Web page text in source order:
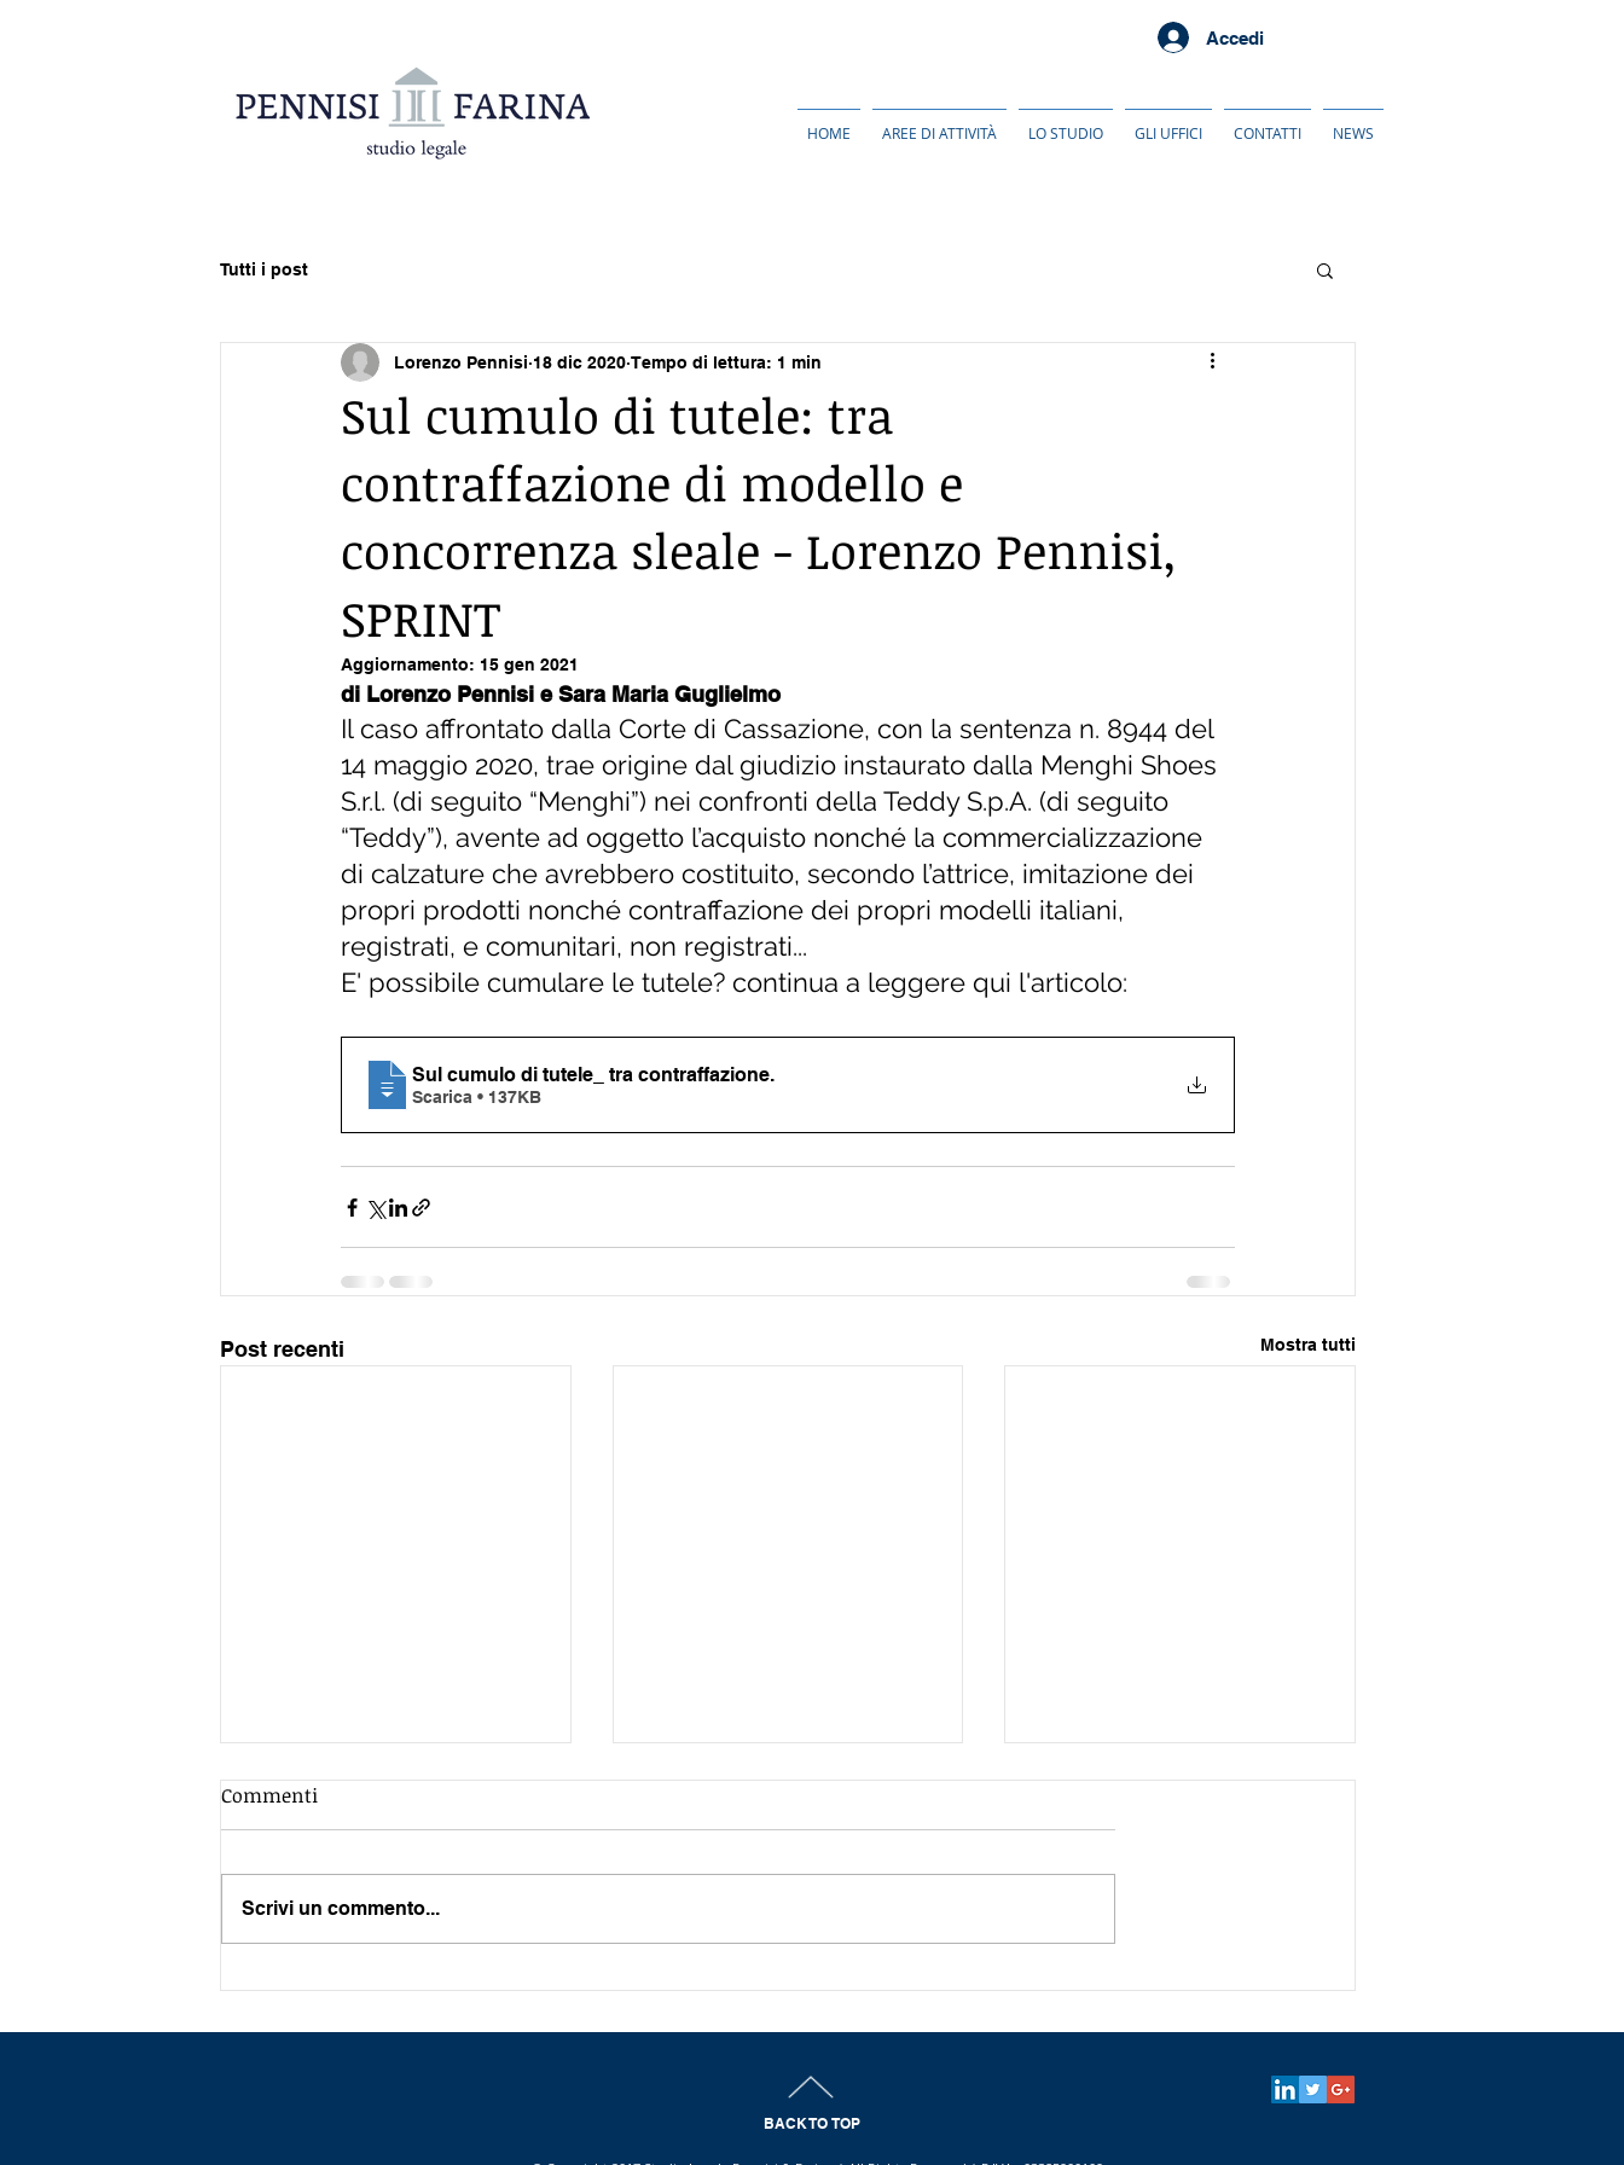
Accedi
HOME AREE DI ATTIVITÀ LO STUDIO GLI UFFICI CONTATTI NEWS
Tutti i post
Sul cumulo di tutele: tra
contraffazione di modello e
concorrenza sleale - Lorenzo Pennisi,
SPRINT
Lorenzo Pennisi 18 dic 2020 Tempo di lettura: 1 min
Aggiornamento: 15 gen 2021
di Lorenzo Pennisi e Sara Maria Guglielmo
Il caso affrontato dalla Corte di Cassazione, con la sentenza n. 8944 del
14 maggio 2020, trae origine dal giudizio instaurato dalla Menghi Shoes
S.r.l. (di seguito “Menghi”) nei confronti della Teddy S.p.A. (di seguito
“Teddy”), avente ad oggetto l’acquisto nonché la commercializzazione
di calzature che avrebbero costituito, secondo l’attrice, imitazione dei
propri prodotti nonché contraffazione dei propri modelli italiani,
registrati, e comunitari, non registrati...
E' possibile cumulare le tutele? continua a leggere qui l'articolo:
Sul cumulo di tutele_ tra contraffazione.
Scarica • 137KB
Post recenti Mostra tutti
Bisogna evitare i
Pennisi, Secolo XIX
Lavoro, dopo cinquant'anni
dei lavoratori - Giuliano
Commenti
Scrivi un commento...
BACK TO TOP